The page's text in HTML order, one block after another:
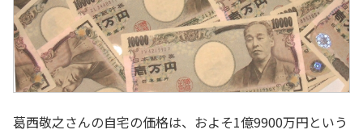
葛西敬之さんの自宅の価格は、およそ1億9900万円という